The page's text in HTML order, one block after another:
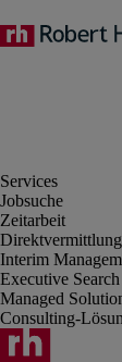
Jobsuche
Zeitarbeit
Direktvermittlung
Interim
Executive Search
Managed
Consulting-